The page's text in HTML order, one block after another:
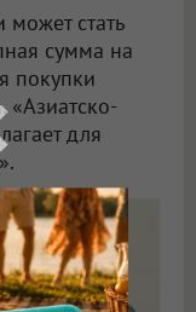
стать
сумма на
покупки
«Азиатско-
для